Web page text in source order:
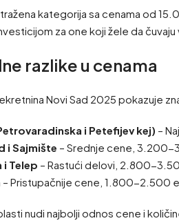
kategorija sa cenama od
za one koji žele da
razlike u cenama
Novi Sad 2025 pokazuje
i Petefijev kej) –
i Sajmište – Srednje cene, 3.200-
i Telep – Rastući delovi, 2.800-
– Pristupačnije cene, 1.800-2.500
nudi najbolji odnos cene i